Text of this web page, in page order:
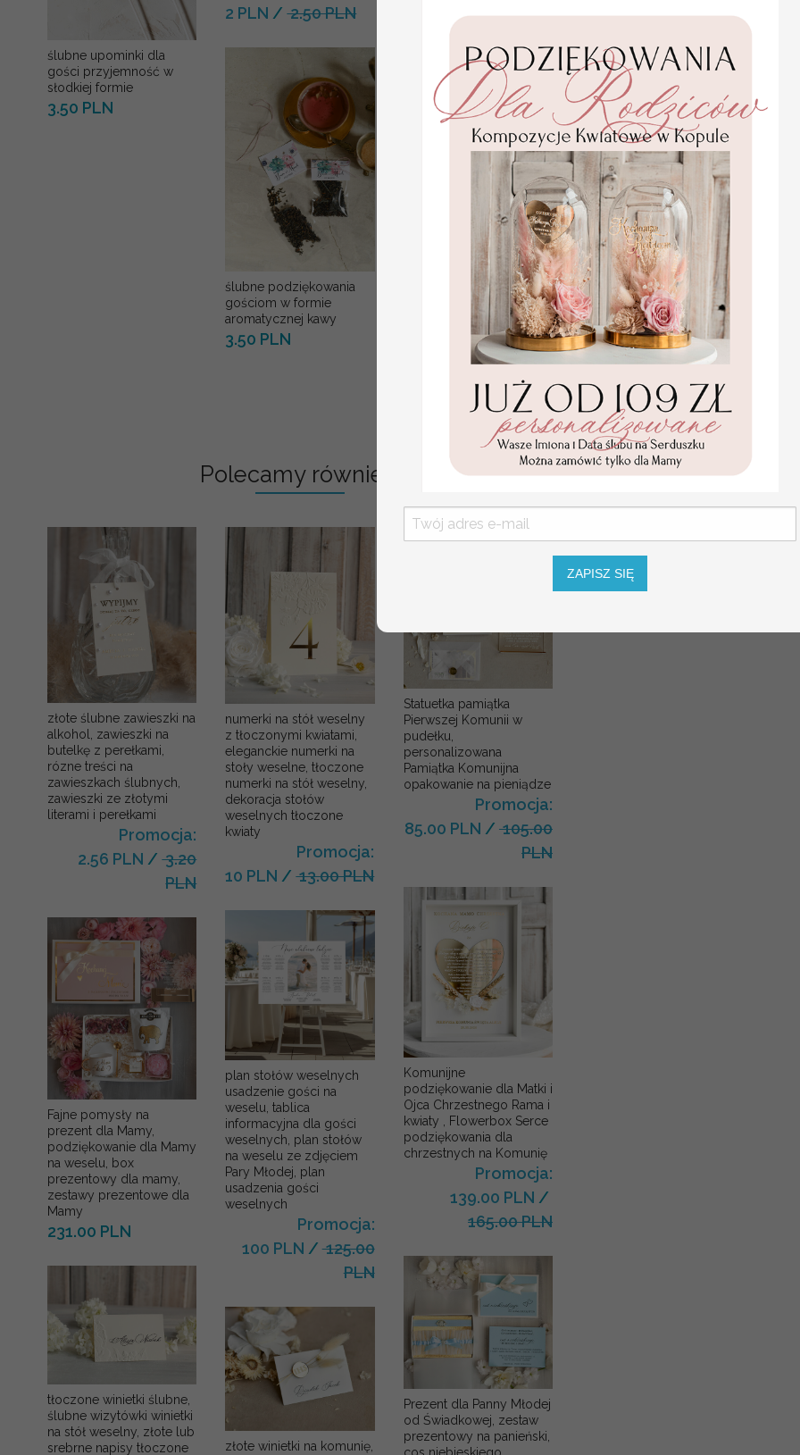
ślubne upominki dla
gości przyjemność w
słodkiej formie
3.50 PLN
2 PLN /2.50 PLN
ślubne podziękowania
gościom w formie
aromatycznej kawy
3.50 PLN
podziękowania dla gości,
Promocja:
4 PLN
/4.50 PLN
karteczki ślubne winietki
Promocja:
2.50 PLN
Polecamy również:
złote ślubne zawieszki na
alkohol, zawieszki na
butelkę z perełkami,
rózne treści na
zawieszkach ślubnych,
zawieszki ze złotymi
literami i perełkami
Promocja:
2.56 PLN /3.20
PLN
Fajne pomysły na
prezent dla Mamy,
podziękowanie dla Mamy
na weselu, box
prezentowy dla mamy,
zestawy prezentowe dla
Mamy
231.00 PLN
tłoczone winietki ślubne,
ślubne wizytówki winietki
na stół weselny, złote lub
srebrne napisy tłoczone
numerki na stół weselny
z tłoczonymi kwiatami,
eleganckie numerki na
stoły weselne, tłoczone
numerki na stół weselny,
dekoracja stołów
weselnych tłoczone
kwiaty
Promocja:
10 PLN /13.00 PLN
plan stołów weselnych
usadzenie gości na
weselu, tablica
informacyjna dla gości
weselnych, plan stołów
na weselu ze zdjęciem
Pary Młodej, plan
usadzenia gości
weselnych
Promocja:
100 PLN /125.00
PLN
złote winietki na komunię,
Statuetka pamiątka
Pierwszej Komunii w
pudełku,
personalizowana
Pamiątka Komunijna
opakowanie na pieniądze
Promocja:
85.00 PLN / 105.00
PLN
Komunijne
podziękowanie dla Matki i
Ojca Chrzestnego Rama i
kwiaty , Flowerbox Serce
podziękowania dla
chrzestnych na Komunię
Promocja:
139.00 PLN /
165.00 PLN
Prezent dla Panny Młodej
od Świadkowej, zestaw
prezentowy na panieński,
ZAPISZ SIĘ